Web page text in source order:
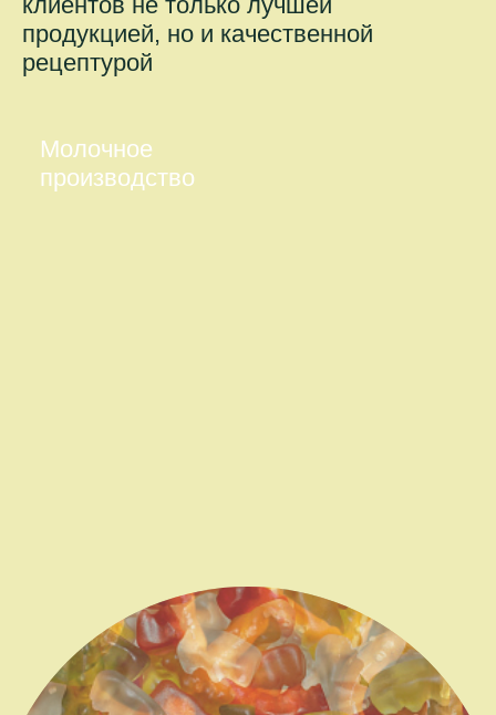
продукцией, но и качественной
рецептурой
Молочное
производство